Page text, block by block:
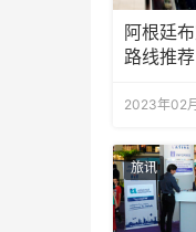
阿根廷
路线推荐
2023年02
旅讯